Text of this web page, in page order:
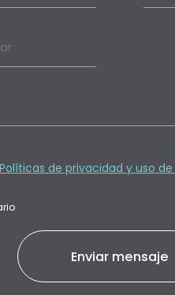
de privacidad y uso